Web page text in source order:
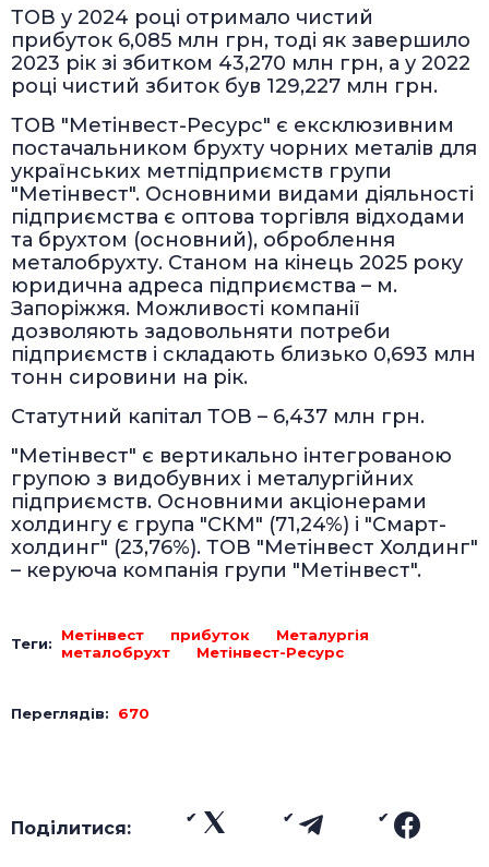
ТОВ у 2024 році отримало чистий
прибуток 6,085 млн грн, тоді як завершило
2023 рік зі збитком 43,270 млн грн, а у 2022
році чистий збиток був 129,227 млн грн.
ТОВ "Метінвест-Ресурс" є ексклюзивним
постачальником брухту чорних металів для
українських метпідприємств групи
"Метінвест". Основними видами діяльності
підприємства є оптова торгівля відходами
та брухтом (основний), оброблення
металобрухту. Станом на кінець 2025 року
юридична адреса підприємства – м.
Запоріжжя. Можливості компанії
дозволяють задовольняти потреби
підприємств і складають близько 0,693 млн
тонн сировини на рік.
Статутний капітал ТОВ – 6,437 млн грн.
"Метінвест" є вертикально інтегрованою
групою з видобувних і металургійних
підприємств. Основними акціонерами
холдингу є група "СКМ" (71,24%) і "Смарт-
холдинг" (23,76%). ТОВ "Метінвест Холдинг"
– керуюча компанія групи "Метінвест".
Теги: Метінвест прибуток
Металургія
металобрухт
Метінвест-Ресурс
Переглядів: 670
Поділитися: